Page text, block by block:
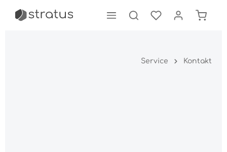
springen
Service Kontakt